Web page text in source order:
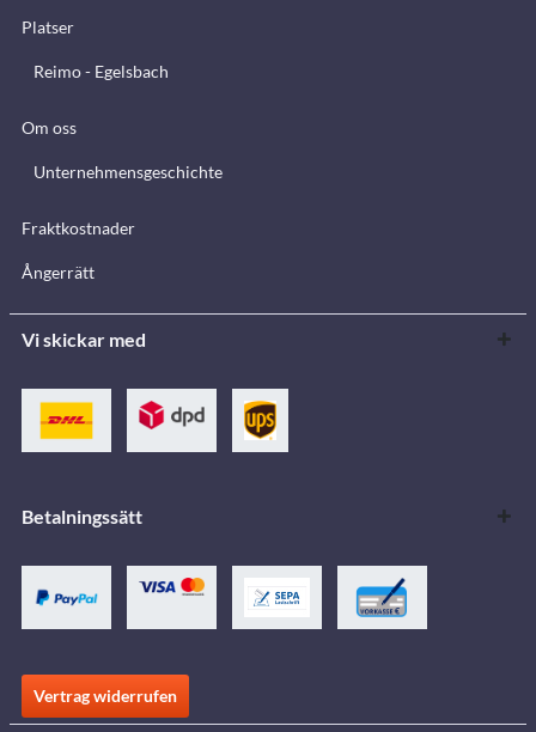
Platser
Reimo - Egelsbach
Om oss
Unternehmensgeschichte
Fraktkostnader
Ångerrätt
Vi skickar med
Betalningssätt
Vertrag widerrufen